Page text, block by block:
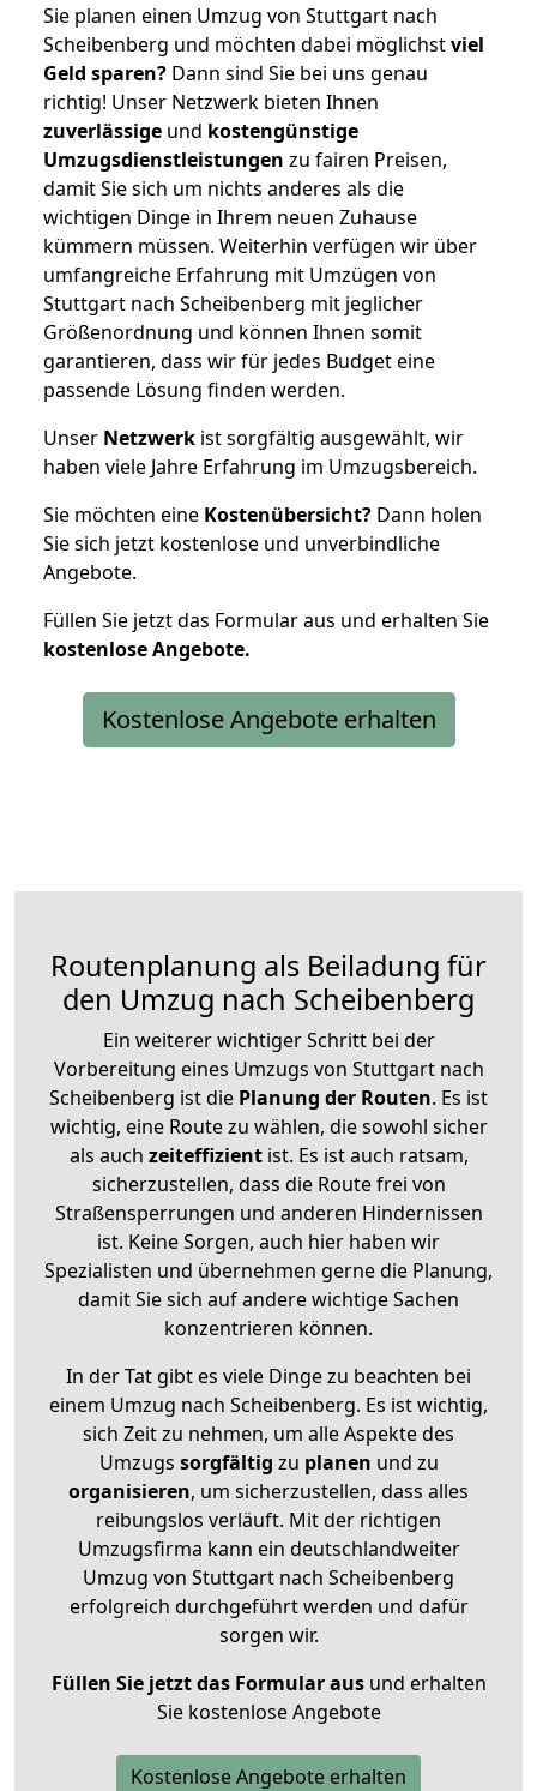
Sie planen einen Umzug von Stuttgart nach
Scheibenberg und möchten dabei möglichstviel
Geld sparen? Dann sind Sie bei uns genau
richtig! Unser Netzwerk bieten Ihnen
zuverlässige und kostengünstige
Umzugsdienstleistungen zu fairen Preisen,
damit Sie sich um nichts anderes als die
wichtigen Dinge in Ihrem neuen Zuhause
kümmern müssen. Weiterhin verfügen wir über
umfangreiche Erfahrung mit Umzügen von
Stuttgart nach Scheibenberg mit jeglicher
Größenordnung und können Ihnen somit
garantieren, dass wir für jedes Budget eine
passende Lösung finden werden.
Unser Netzwerk ist sorgfältig ausgewählt, wir
haben viele Jahre Erfahrung im Umzugsbereich.
Sie möchten eine Kostenübersicht? Dann holen
Sie sich jetzt kostenlose und unverbindliche
Angebote.
Füllen Sie jetzt das Formular aus und erhalten Sie
kostenloseAngebote.
Kostenlose Angebote erhalten
Routenplanung als Beiladung für
den Umzug nach Scheibenberg
Ein weiterer wichtiger Schritt bei der
Vorbereitung eines Umzugs von Stuttgart nach
Scheibenberg ist die Planung der Routen. Es ist
wichtig, eine Route zu wählen, die sowohl sicher
als auch zeiteffizientist. Es ist auch ratsam,
sicherzustellen, dass die Route frei von
Straßensperrungen und anderen Hindernissen
ist. Keine Sorgen, auch hier haben wir
Spezialisten und übernehmen gerne die Planung,
damit Sie sich auf andere wichtige Sachen
konzentrieren können.
In der Tat gibt es viele Dinge zu beachten bei
einem Umzug nach Scheibenberg. Es ist wichtig,
sich Zeit zu nehmen, um alle Aspekte des
Umzugs sorgfältig zu planen und zu
organisieren, um sicherzustellen, dass alles
reibungslos verläuft. Mit der richtigen
Umzugsfirma kann ein deutschlandweiter
Umzug von Stuttgart nach Scheibenberg
erfolgreich durchgeführt werden und dafür
sorgen wir.
Füllen Sie jetzt das Formular ausund erhalten
Sie kostenlose Angebote
Kostenlose Angebote erhalten